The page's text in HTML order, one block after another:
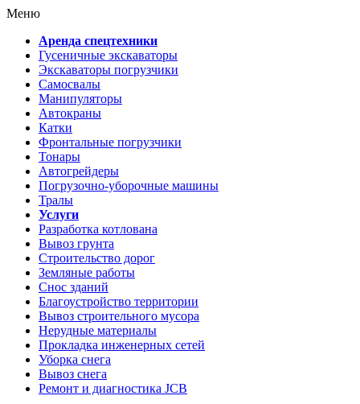
Меню
Аренда спецтехники
Гусеничные экскаваторы
Экскаваторы погрузчики
Самосвалы
Манипуляторы
Автокраны
Катки
Фронтальные погрузчики
Тонары
Автогрейдеры
Погрузочно-уборочные машины
Тралы
Услуги
Разработка котлована
Вывоз грунта
Строительство дорог
Земляные работы
Снос зданий
Благоустройство территории
Вывоз строительного мусора
Нерудные материалы
Прокладка инженерных сетей
Уборка снега
Вывоз снега
Ремонт и диагностика JCB